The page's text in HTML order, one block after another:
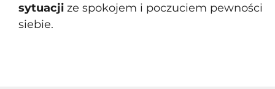
sytuacji ze spokojem i poczuciem pewności
siebie.